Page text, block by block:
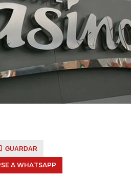
GUARDAR
A WHATSAPP